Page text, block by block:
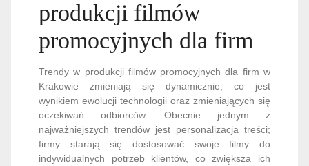
produkcji filmów
promocyjnych dla firm
Trendy w produkcji filmów promocyjnych dla firm w
Krakowie zmieniają się dynamicznie, co jest
wynikiem ewolucji technologii oraz zmieniających się
oczekiwań odbiorców. Obecnie jednym z
najważniejszych trendów jest personalizacja treści;
firmy starają się dostosować swoje filmy do
indywidualnych potrzeb klientów, co zwiększa ich